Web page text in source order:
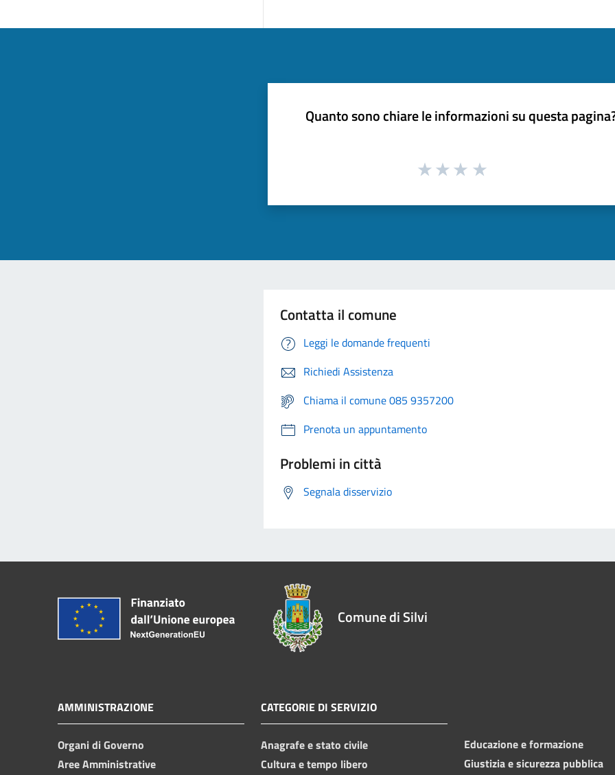
Quanto sono chiare le informazioni su questa
Contatta il comune
Leggi le domande frequenti
Richiedi Assistenza
Chiama il comune 085 9357200
Prenota un appuntamento
Problemi in città
Segnala disservizio
Comune di Silvi
AMMINISTRAZIONE
Organi di Governo
Aree Amministrative
CATEGORIE DI SERVIZIO
Anagrafe e stato civile
Cultura e tempo libero
Educazione e formazione
Giustizia e sicurezza pubblica